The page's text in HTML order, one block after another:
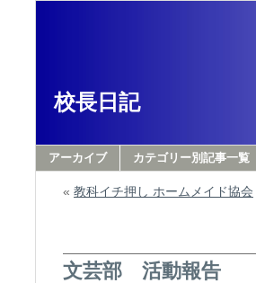
校長日記
アーカイブ カテゴリー別記事一覧
« 教科イチ押し ホームメイド協会
文芸部 活動報告